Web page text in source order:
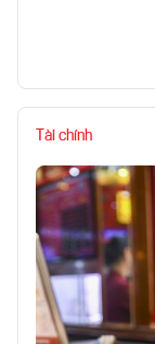
Tài chính